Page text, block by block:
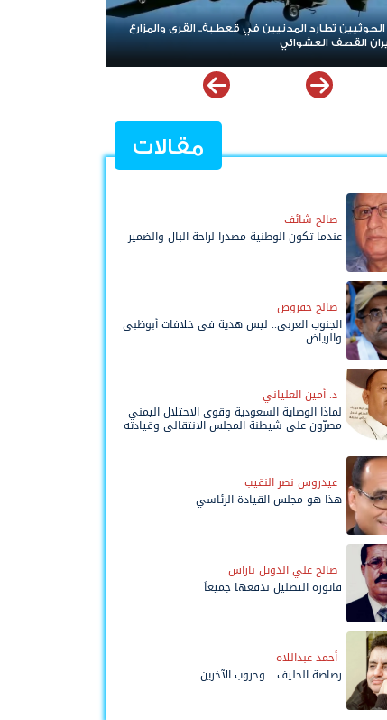
المدني الجنوبي.. صرخة شعبية مدوية في وجه
والوصاية وإعلان تمسّك الجنوب بحقه في تقرير
مقالات
صالح شائف
عندما تكون الوطنية مصدرا لراحة البال والضمير
صالح حقروص
الجنوب العربي.. ليس هدية في خلافات أبوظبي
والرياض
د. أمين العلياني
لماذا الوصاية السعودية وقوى الاحتلال اليمني
مصرّون على شيطنة المجلس الانتقالي وقيادته
عيدروس نصر النقيب
هذا هو مجلس القيادة الرئاسي
صالح علي الدويل باراس
فاتورة التضليل ندفعها جميعاً
أحمد عبداللاه
رصاصة الحليف... وحروب الآخرين